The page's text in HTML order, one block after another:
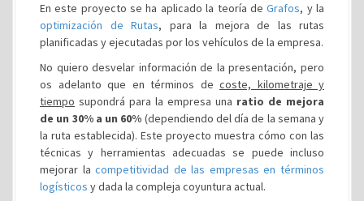
En este proyecto se ha aplicado la teoría deGrafos, y la
optimización de Rutas, para la mejora de las rutas
planificadas y ejecutadas por los vehículos de la empresa.
No quiero desvelar información de la presentación, pero
os adelanto que en términos de coste, kilometraje y
tiempo supondrá para la empresa una ratio de mejora
de un 30% a un 60% (dependiendo del día de la semana y
la ruta establecida). Este proyecto muestra cómo con las
técnicas y herramientas adecuadas se puede incluso
mejorar lacompetitividad de las empresas en términos
logísticos y dada la compleja coyuntura actual.